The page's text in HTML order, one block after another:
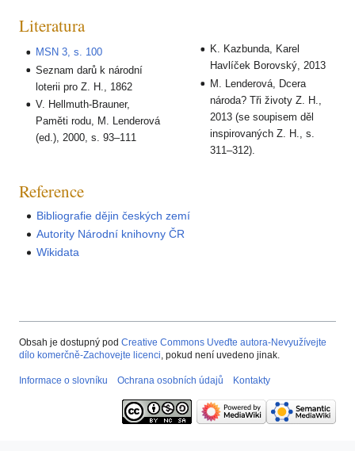
Literatura
MSN 3, s. 100
Seznam darů k národní
loterii pro Z. H., 1862
V. Hellmuth-Brauner,
Paměti rodu, M. Lenderová
(ed.), 2000, s. 93–111
K. Kazbunda, Karel
Havlíček Borovský, 2013
M. Lenderová, Dcera
národa? Tři životy Z. H.,
2013 (se soupisem děl
inspirovaných Z. H., s.
311–312).
Reference
Bibliografie dějin českých zemí
Autority Národní knihovny ČR
Wikidata
Obsah je dostupný pod Creative Commons Uveďte autora-Nevyužívejte
dílo komerčně-Zachovejte licenci , pokud není uvedeno jinak.
Informace o slovníku Ochrana osobních údajů Kontakty